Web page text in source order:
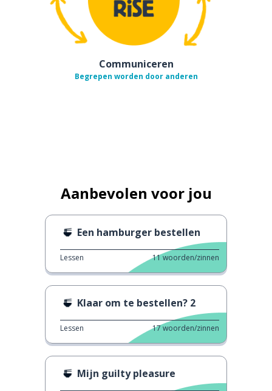
Communiceren
Begrepen worden door anderen
Aanbevolen voor jou
Een hamburger bestellen
Lessen 11woorden/zinnen
Klaar om te bestellen? 2
Lessen 17woorden/zinnen
Mijn guilty pleasure